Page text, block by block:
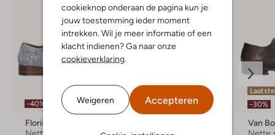
cookieknop onderaan de pagina kun je
jouw toestemming ieder moment
intrekken. Wil je meer informatie of een
klacht indienen? Ga naar onze
cookieverklaring.
Weigeren Accepteren
-40%
Floris Van Bommel
Nieuw
-30%
Van